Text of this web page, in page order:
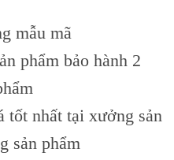
mẫu mã
phẩm bảo hành 2
tốt nhất tại xưởng sản
sản phẩm